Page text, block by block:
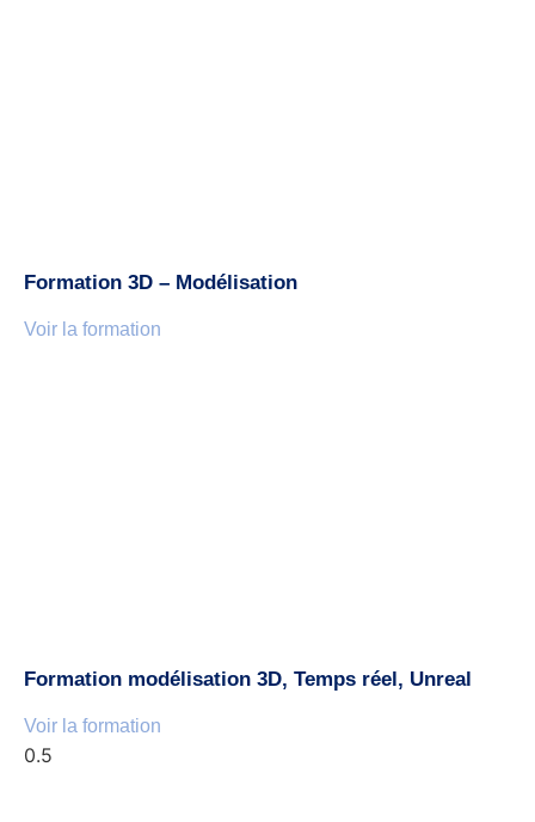
Formation 3D – Modélisation
Voir la formation
Formation modélisation 3D, Temps réel, Unreal
Voir la formation